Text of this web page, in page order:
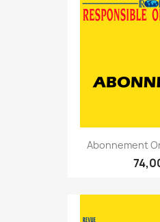
Abonnement